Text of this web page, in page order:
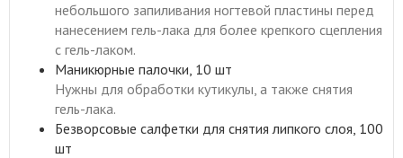
небольшого запиливания ногтевой пластины перед
нанесением гель-лака для более крепкого сцепления
с гель-лаком.
Маникюрные палочки, 10 шт
Нужны для обработки кутикулы, а также снятия
гель-лака.
Безворсовые салфетки для снятия липкого слоя, 100
шт